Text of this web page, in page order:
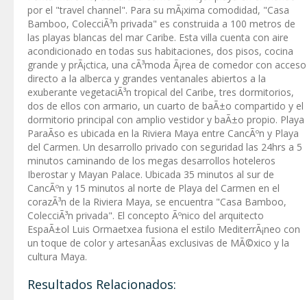
por el "travel channel". Para su mÃ¡xima comodidad, "Casa
Bamboo, ColecciÃ³n privada" es construida a 100 metros de
las playas blancas del mar Caribe. Esta villa cuenta con aire
acondicionado en todas sus habitaciones, dos pisos, cocina
grande y prÃ¡ctica, una cÃ³moda Ã¡rea de comedor con acceso
directo a la alberca y grandes ventanales abiertos a la
exuberante vegetaciÃ³n tropical del Caribe, tres dormitorios,
dos de ellos con armario, un cuarto de baÃ±o compartido y el
dormitorio principal con amplio vestidor y baÃ±o propio. Playa
ParaÃ­so es ubicada en la Riviera Maya entre CancÃºn y Playa
del Carmen. Un desarrollo privado con seguridad las 24hrs a 5
minutos caminando de los megas desarrollos hoteleros
Iberostar y Mayan Palace. Ubicada 35 minutos al sur de
CancÃºn y 15 minutos al norte de Playa del Carmen en el
corazÃ³n de la Riviera Maya, se encuentra "Casa Bamboo,
ColecciÃ³n privada". El concepto Ãºnico del arquitecto
EspaÃ±ol Luis Ormaetxea fusiona el estilo MediterrÃ¡neo con
un toque de color y artesanÃ­as exclusivas de MÃ©xico y la
cultura Maya.
Resultados Relacionados: